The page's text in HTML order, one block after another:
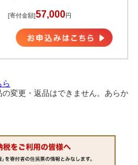
[寄付金額]57,000円
ら
変更・返品はできません。あらか